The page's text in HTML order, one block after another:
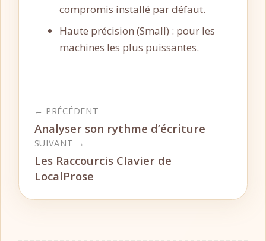
compromis installé par défaut.
Haute précision (Small) : pour les
machines les plus puissantes.
← PRÉCÉDENT
Analyser son rythme d’écriture
SUIVANT →
Les Raccourcis Clavier de
LocalProse